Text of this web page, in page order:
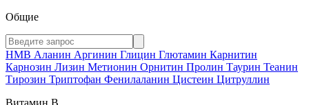
Общие
HMB Аланин Аргинин Глицин Глютамин Карнитин
Карнозин Лизин Метионин Орнитин Пролин Таурин Теанин
Тирозин Триптофан Фенилаланин Цистеин Цитруллин
Витамин В